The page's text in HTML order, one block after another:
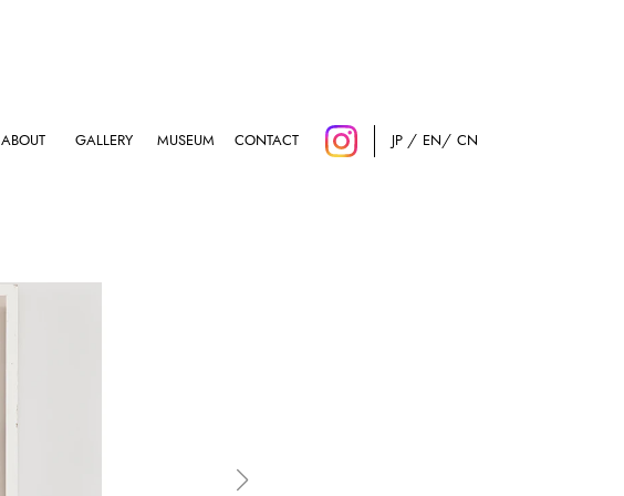
ABOUT GALLERY MUSEUM CONTACT JP EN CN